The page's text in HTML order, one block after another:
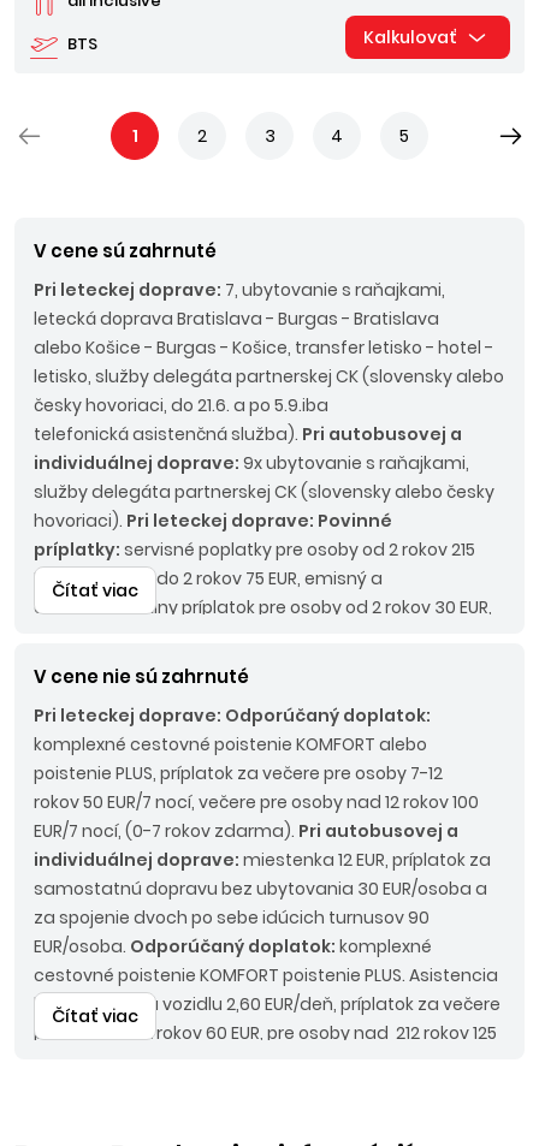
BTS Kalkulovať
1 2 3 4 5
V cene sú zahrnuté
Pri leteckej doprave: 7, ubytovanie s raňajkami,
letecká doprava Bratislava - Burgas - Bratislava
alebo Košice - Burgas - Košice, transfer letisko - hotel -
letisko, služby delegáta partnerskej CK (slovensky alebo
česky hovoriaci, do 21.6. a po 5.9.iba
telefonická asistenčná služba). Pri autobusovej a
individuálnej doprave: 9x ubytovanie s raňajkami,
služby delegáta partnerskej CK (slovensky alebo česky
hovoriaci). Pri leteckej doprave: Povinné
príplatky: servisné poplatky pre osoby od 2 rokov 215
EUR, pre osoby do 2 rokov 75 EUR, emisný a
environmentálny príplatok pre osoby od 2 rokov 30 EUR,
osoby od 2 rokov 15 EUR/osoba/pobyt.
EUR/os.
Čítať viac
V cene nie sú zahrnuté
Pri leteckej doprave: Odporúčaný doplatok:
komplexné cestovné poistenie KOMFORT alebo
poistenie PLUS, príplatok za večere pre osoby 7-12
rokov 50 EUR/7 nocí, večere pre osoby nad 12 rokov 100
EUR/7 nocí, (0-7 rokov zdarma). Pri autobusovej a
individuálnej doprave: miestenka 12 EUR, príplatok za
samostatnú dopravu bez ubytovania 30 EUR/osoba a
za spojenie dvoch po sebe idúcich turnusov 90
EUR/osoba. Odporúčaný doplatok: komplexné
cestovné poistenie KOMFORT poistenie PLUS. Asistencia
k motorovému vozidlu 2,60 EUR/deň, príplatok za večere
pre osoby 7-12 rokov 60 EUR, pre osoby nad 212 rokov 125
Čítať viac